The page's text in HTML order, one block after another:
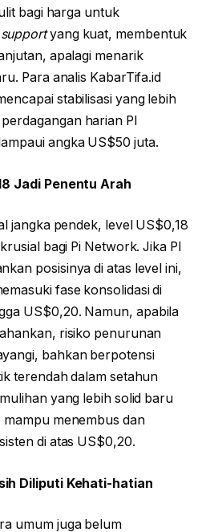
bagi harga untuk
supportyang kuat, membentuk
apalagi menarik
Para analis KabarTifa.id
stabilisasi yang lebih
harian PI
angka US$50 juta.
Jadi Penentu Arah
jangka pendek, level US$0,18
bagi Pi Network. Jika PI
posisinya di atas level ini,
fase konsolidasi di
US$0,20. Namun, apabila
risiko penurunan
bahkan berpotensi
terendah dalam setahun
yang lebih solid baru
menembus dan
di atas US$0,20.
Diliputi Kehati-hatian
umum juga belum